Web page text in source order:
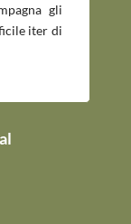
gli
iter di